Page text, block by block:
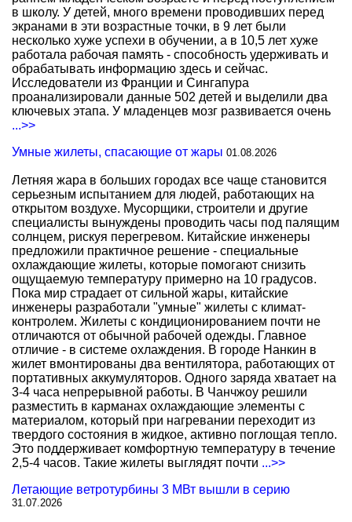
в школу. У детей, много времени проводивших перед
экранами в эти возрастные точки, в 9 лет были
несколько хуже успехи в обучении, а в 10,5 лет хуже
работала рабочая память - способность удерживать и
обрабатывать информацию здесь и сейчас.
Исследователи из Франции и Сингапура
проанализировали данные 502 детей и выделили два
ключевых этапа. У младенцев мозг развивается очень
...>>
Умные жилеты, спасающие от жары 01.08.2026
Летняя жара в больших городах все чаще становится
серьезным испытанием для людей, работающих на
открытом воздухе. Мусорщики, строители и другие
специалисты вынуждены проводить часы под палящим
солнцем, рискуя перегревом. Китайские инженеры
предложили практичное решение - специальные
охлаждающие жилеты, которые помогают снизить
ощущаемую температуру примерно на 10 градусов.
Пока мир страдает от сильной жары, китайские
инженеры разработали "умные" жилеты с климат-
контролем. Жилеты с кондиционированием почти не
отличаются от обычной рабочей одежды. Главное
отличие - в системе охлаждения. В городе Нанкин в
жилет вмонтированы два вентилятора, работающих от
портативных аккумуляторов. Одного заряда хватает на
3-4 часа непрерывной работы. В Чанчжоу решили
разместить в карманах охлаждающие элементы с
материалом, который при нагревании переходит из
твердого состояния в жидкое, активно поглощая тепло.
Это поддерживает комфортную температуру в течение
2,5-4 часов. Такие жилеты выглядят почти ...>>
Летающие ветротурбины 3 МВт вышли в серию
31.07.2026